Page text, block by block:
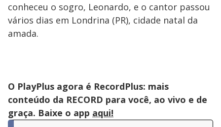
conheceu o sogro, Leonardo, e o cantor passou
vários dias em Londrina (PR), cidade natal da
amada.
O PlayPlus agora é RecordPlus: mais
conteúdo da RECORD para você, ao vivo e de
graça. Baixe o app aqui!